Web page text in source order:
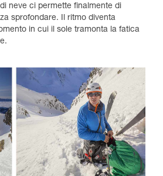
neve ci permette finalmente di
sprofondare. Il ritmo diventa
in cui il sole tramonta la fatica